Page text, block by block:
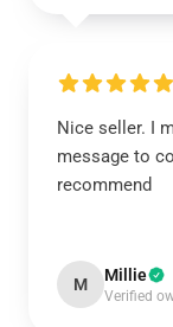
Nice seller. I
message to
recommend
M Millie
Verified